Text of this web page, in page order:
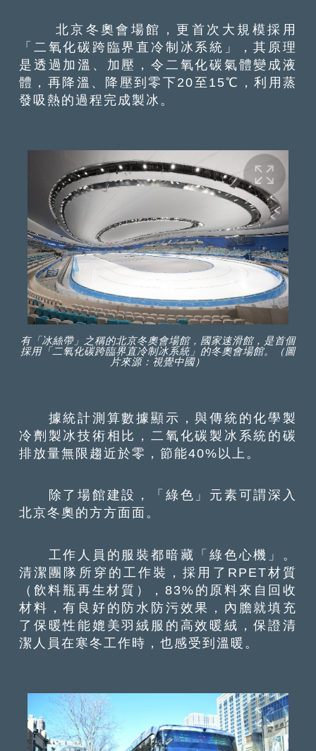
北京冬奧會場館，更首次大規模採用
「二氧化碳跨臨界直冷制冰系統」，其原理
是透過加溫、加壓，令二氧化碳氣體變成液
體，再降溫、降壓到零下20至15℃，利用蒸
發吸熱的過程完成製冰。
有「冰絲帶」之稱的北京冬奧會場館，國家速滑館，是首個
採用「二氧化碳跨臨界直冷制冰系統」的冬奧會場館。（圖
片來源：視覺中國）
據統計測算數據顯示，與傳統的化學製
冷劑製冰技術相比，二氧化碳製冰系統的碳
排放量無限趨近於零，節能40%以上。
除了場館建設，「綠色」元素可謂深入
北京冬奧的方方面面。
工作人員的服裝都暗藏「綠色心機」。
清潔團隊所穿的工作裝，採用了RPET材質
（飲料瓶再生材質），83%的原料來自回收
材料，有良好的防水防污效果，內膽就填充
了保暖性能媲美羽絨服的高效暖絨，保證清
潔人員在寒冬工作時，也感受到溫暖。